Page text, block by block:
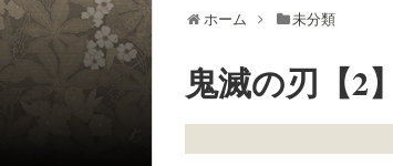
ホーム 未分類
鬼滅の刃【2】